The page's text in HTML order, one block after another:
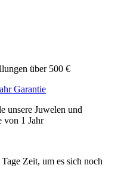
über 500 €
Garantie
unsere Juwelen und
von 1 Jahr
Zeit, um es sich noch